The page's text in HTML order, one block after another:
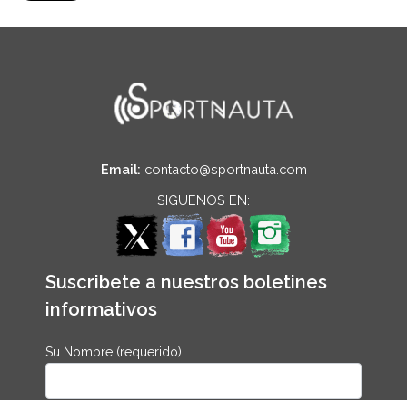
Email: contacto@sportnauta.com
SIGUENOS EN:
Suscribete a nuestros boletines
informativos
Su Nombre (requerido)